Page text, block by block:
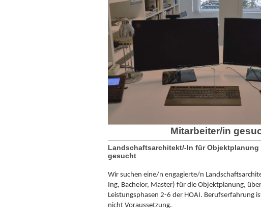
Mitarbeiter/in
Landschaftsarchitekt/-In für Objektplanung
gesucht
Wir suchen eine/n engagierte/n
Ing, Bachelor, Master) für die Objektplanung,
Leistungsphasen 2-6 der HOAI. Berufserfahrung
nicht Voraussetzung.